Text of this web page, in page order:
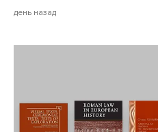
день назад